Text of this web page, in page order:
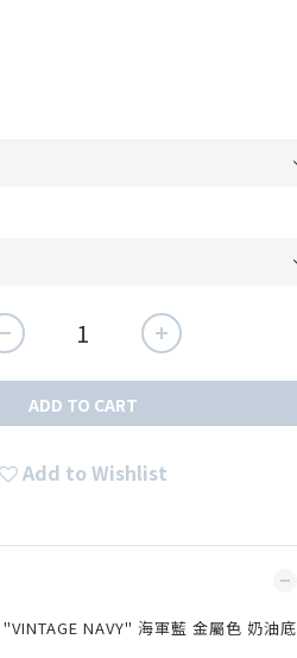
ADD TO CART
Add to Wishlist
NAVY" 海軍藍 金屬色 奶油底